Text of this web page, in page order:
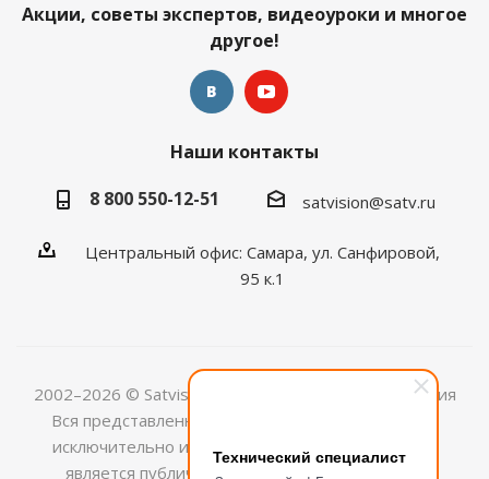
Технический специалист
Акции, советы экспертов, видеоуроки и многое
другое!
Наши контакты
8 800 550-12-51
satvision@satv.ru
Центральный офис: Самара, ул. Санфировой,
95 к.1
2002–2026 © Satvision — системы видеонаблюдения
Вся представленная на сайте информация носит
исключительно информационный характер и не
является публичной офертой, определяемой